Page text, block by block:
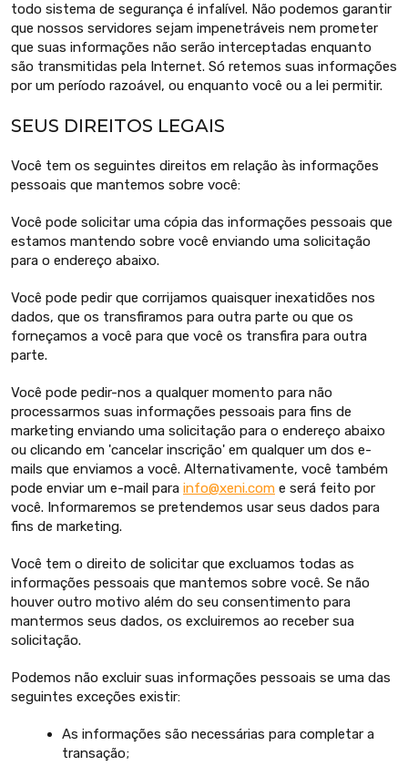
todo sistema de segurança é infalível. Não podemos garantir
que nossos servidores sejam impenetráveis nem prometer
que suas informações não serão interceptadas enquanto
são transmitidas pela Internet. Só retemos suas informações
por um período razoável, ou enquanto você ou a lei permitir.
SEUS DIREITOS LEGAIS
Você tem os seguintes direitos em relação às informações
pessoais que mantemos sobre você:
Você pode solicitar uma cópia das informações pessoais que
estamos mantendo sobre você enviando uma solicitação
para o endereço abaixo.
Você pode pedir que corrijamos quaisquer inexatidões nos
dados, que os transfiramos para outra parte ou que os
forneçamos a você para que você os transfira para outra
parte.
Você pode pedir-nos a qualquer momento para não
processarmos suas informações pessoais para fins de
marketing enviando uma solicitação para o endereço abaixo
ou clicando em 'cancelar inscrição' em qualquer um dos e-
mails que enviamos a você. Alternativamente, você também
pode enviar um e-mail para info@xeni.com e será feito por
você. Informaremos se pretendemos usar seus dados para
fins de marketing.
Você tem o direito de solicitar que excluamos todas as
informações pessoais que mantemos sobre você. Se não
houver outro motivo além do seu consentimento para
mantermos seus dados, os excluiremos ao receber sua
solicitação.
Podemos não excluir suas informações pessoais se uma das
seguintes exceções existir:
As informações são necessárias para completar a
transação;